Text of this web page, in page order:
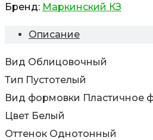
Бренд: Маркинский КЗ
Описание
Вид Облицовочный
Тип Пустотелый
Вид формовки Пластичное
Цвет Белый
Оттенок Однотонный